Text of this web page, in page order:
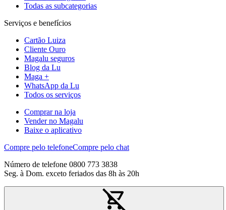
Todas as subcategorias
Serviços e benefícios
Cartão Luiza
Cliente Ouro
Magalu seguros
Blog da Lu
Maga +
WhatsApp da Lu
Todos os serviços
Comprar na loja
Vender no Magalu
Baixe o aplicativo
Compre pelo telefoneCompre pelo chat
Número de telefone 0800 773 3838
Seg. à Dom. exceto feriados das 8h às 20h